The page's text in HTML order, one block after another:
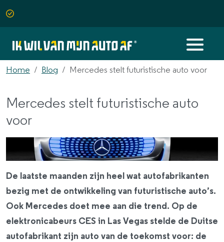
Home Blog Mercedes stelt futuristische auto voor
Mercedes stelt futuristische auto
voor
De laatste maanden zijn heel wat autofabrikanten
bezig met de ontwikkeling van futuristische auto’s.
Ook Mercedes doet mee aan die trend. Op de
elektronicabeurs CES in Las Vegas stelde de Duitse
autofabrikant zijn auto van de toekomst voor: de